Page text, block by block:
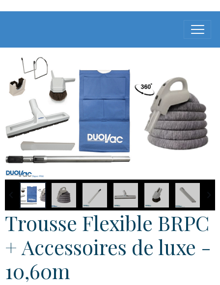
Trousse Flexible BRPC
+ Accessoires de luxe -
10,60m